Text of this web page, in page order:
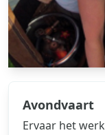
Avondvaart
Ervaar het